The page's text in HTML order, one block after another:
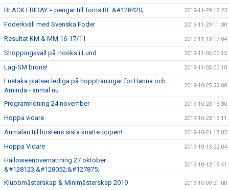
BLACK FRIDAY = pengar till Torns RF &#128420; 2019-11-29 12:23
Foderkväll med Svenska Foder 2019-11-29 11:30
Resultat KM & MM 16-17/11 2019-11-13 17:04
Shoppingkväll på Hööks i Lund 2019-11-05 00:15
Lag-SM brons! 2019-11-05 00:10
Enstaka platser lediga på hoppträningar för Hanna och
Aminda - anmäl nu
2019-10-25 22:08
Programridning 24 november 2019-10-23 13:30
Hoppa vidare 2019-10-23 13:11
Anmälan till höstens sista knatte öppen! 2019-10-21 15:02
Hoppa Vidare 2019-10-13 22:04
Halloweenövernattning 27 oktober
&#128123;&#128052;&#127875;
2019-10-12 19:41
Klubbmästerskap & Minimästerskap 2019 2019-10-09 21:00